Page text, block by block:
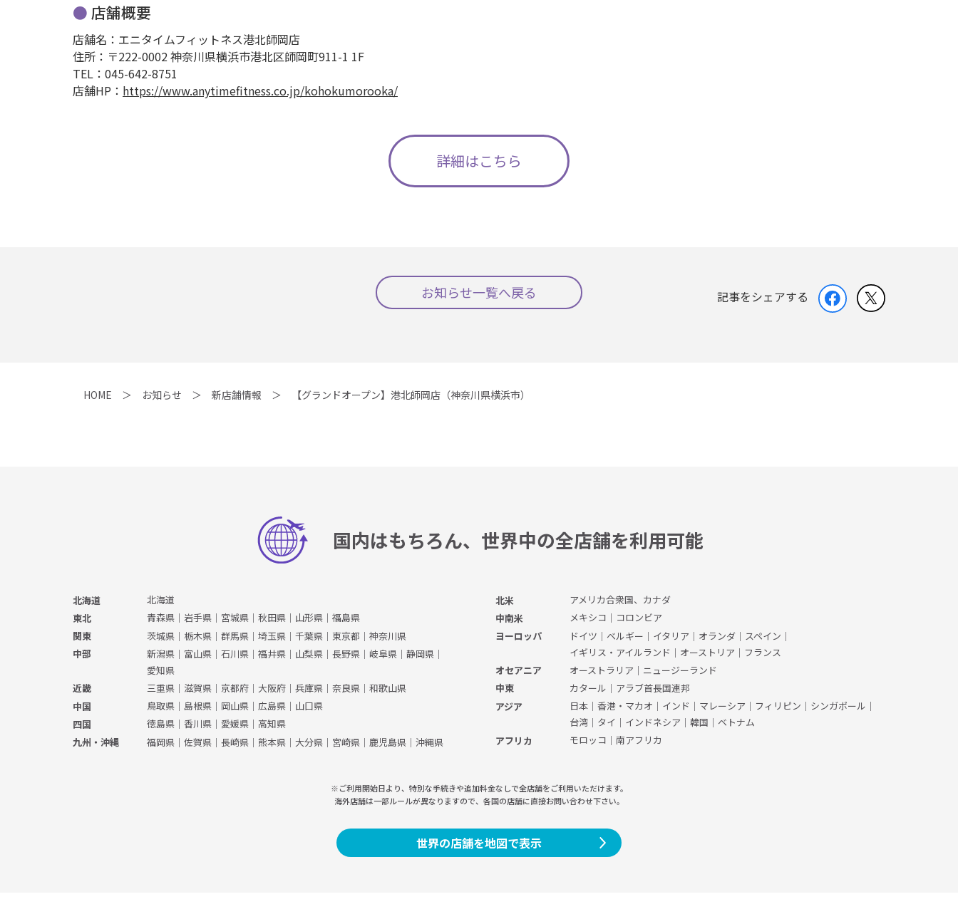
店舗概要
店舗名：エニタイムフィットネス港北師岡店
住所：〒222-0002 神奈川県横浜市港北区師岡町911-1 1F
TEL：045-642-8751
店舗HP： https://www.anytimefitness.co.jp/kohokumorooka/
詳細はこちら
お知らせ一覧へ戻る 記事をシェアする
HOME お知らせ 新店舗情報 【グランドオープン】港北師岡店（神奈川県横浜市）
国内はもちろん、 世界中の全店舗を利用可能
北海道
北海道
東北
青森県 ｜ 岩手県 ｜ 宮城県 ｜ 秋田県 ｜ 山形県 ｜ 福島県
関東
茨城県 ｜ 栃木県 ｜ 群馬県 ｜ 埼玉県 ｜ 千葉県 ｜ 東京都 ｜ 神奈川県
中部
新潟県 ｜ 富山県 ｜ 石川県 ｜ 福井県 ｜ 山梨県 ｜ 長野県 ｜ 岐阜県 ｜ 静岡県 ｜
愛知県
近畿
三重県 ｜ 滋賀県 ｜ 京都府 ｜ 大阪府 ｜ 兵庫県 ｜ 奈良県 ｜ 和歌山県
中国
鳥取県 ｜ 島根県 ｜ 岡山県 ｜ 広島県 ｜ 山口県
四国
徳島県 ｜ 香川県 ｜ 愛媛県 ｜ 高知県
九州・沖縄
福岡県 ｜ 佐賀県 ｜ 長崎県 ｜ 熊本県 ｜ 大分県 ｜ 宮崎県 ｜ 鹿児島県 ｜ 沖縄県
北米
アメリカ合衆国、カナダ
中南米
メキシコ ｜ コロンビア
ヨーロッパ
ドイツ ｜ ベルギー ｜ イタリア ｜ オランダ ｜ スペイン ｜
イギリス・アイルランド ｜ オーストリア ｜ フランス
オセアニア
オーストラリア ｜ ニュージーランド
中東
カタール ｜ アラブ首長国連邦
アジア
日本｜ 香港・マカオ ｜ インド ｜ マレーシア ｜ フィリピン ｜ シンガポール ｜
台湾｜ タイ ｜ インドネシア ｜ 韓国 ｜ ベトナム
アフリカ
モロッコ ｜ 南アフリカ
世界の店舗を地図で表示
※ご利用開始日より、特別な手続きや追加料金なしで全店舗をご利用いただけます。
海外店舗は一部ルールが異なりますので、 各国の店舗に直接お問い合わせ下さい。